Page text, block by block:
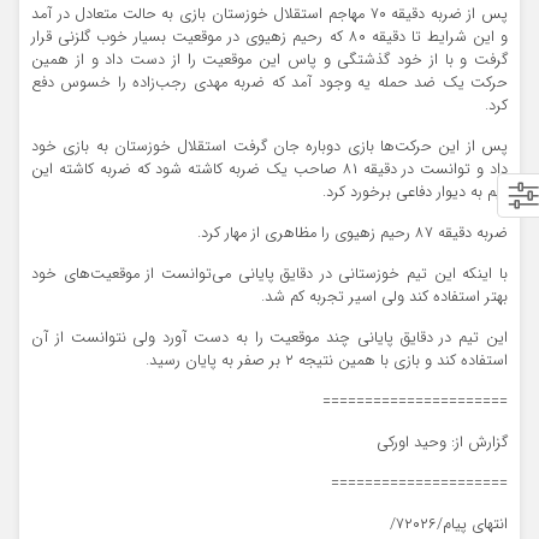
پس از ضربه دقیقه ۷۰ مهاجم استقلال خوزستان بازی به حالت متعادل در آمد
و این شرایط تا دقیقه ۸۰ که رحیم زهیوی در موقعیت بسیار خوب گلزنی قرار
گرفت و با از خود گذشتگی و پاس این موقعیت را از دست داد و از همین
حرکت یک ضد حمله یه وجود آمد که ضربه مهدی رجب‌زاده را خسوس دفع
کرد.
پس از این حرکت‌ها بازی دوباره جان گرفت استقلال خوزستان به بازی خود
داد و توانست در دقیقه ۸۱ صاحب یک ضربه کاشته شود که ضربه کاشته این
تیم به دیوار دفاعی برخورد کرد.
ضربه دقیقه ۸۷ رحیم زهیوی را مظاهری از مهار کرد.
با اینکه این تیم خوزستانی در دقایق پایانی می‌توانست از موقعیت‌های خود
بهتر استفاده کند ولی اسیر تجربه کم شد.
این تیم در دقایق پایانی چند موقعیت را به دست آورد ولی نتوانست از آن
استفاده کند و بازی با همین نتیجه ۲ بر صفر به پایان رسید.
======================
گزارش از: وحید اورکی
=====================
انتهای پیام/۷۲۰۲۶/